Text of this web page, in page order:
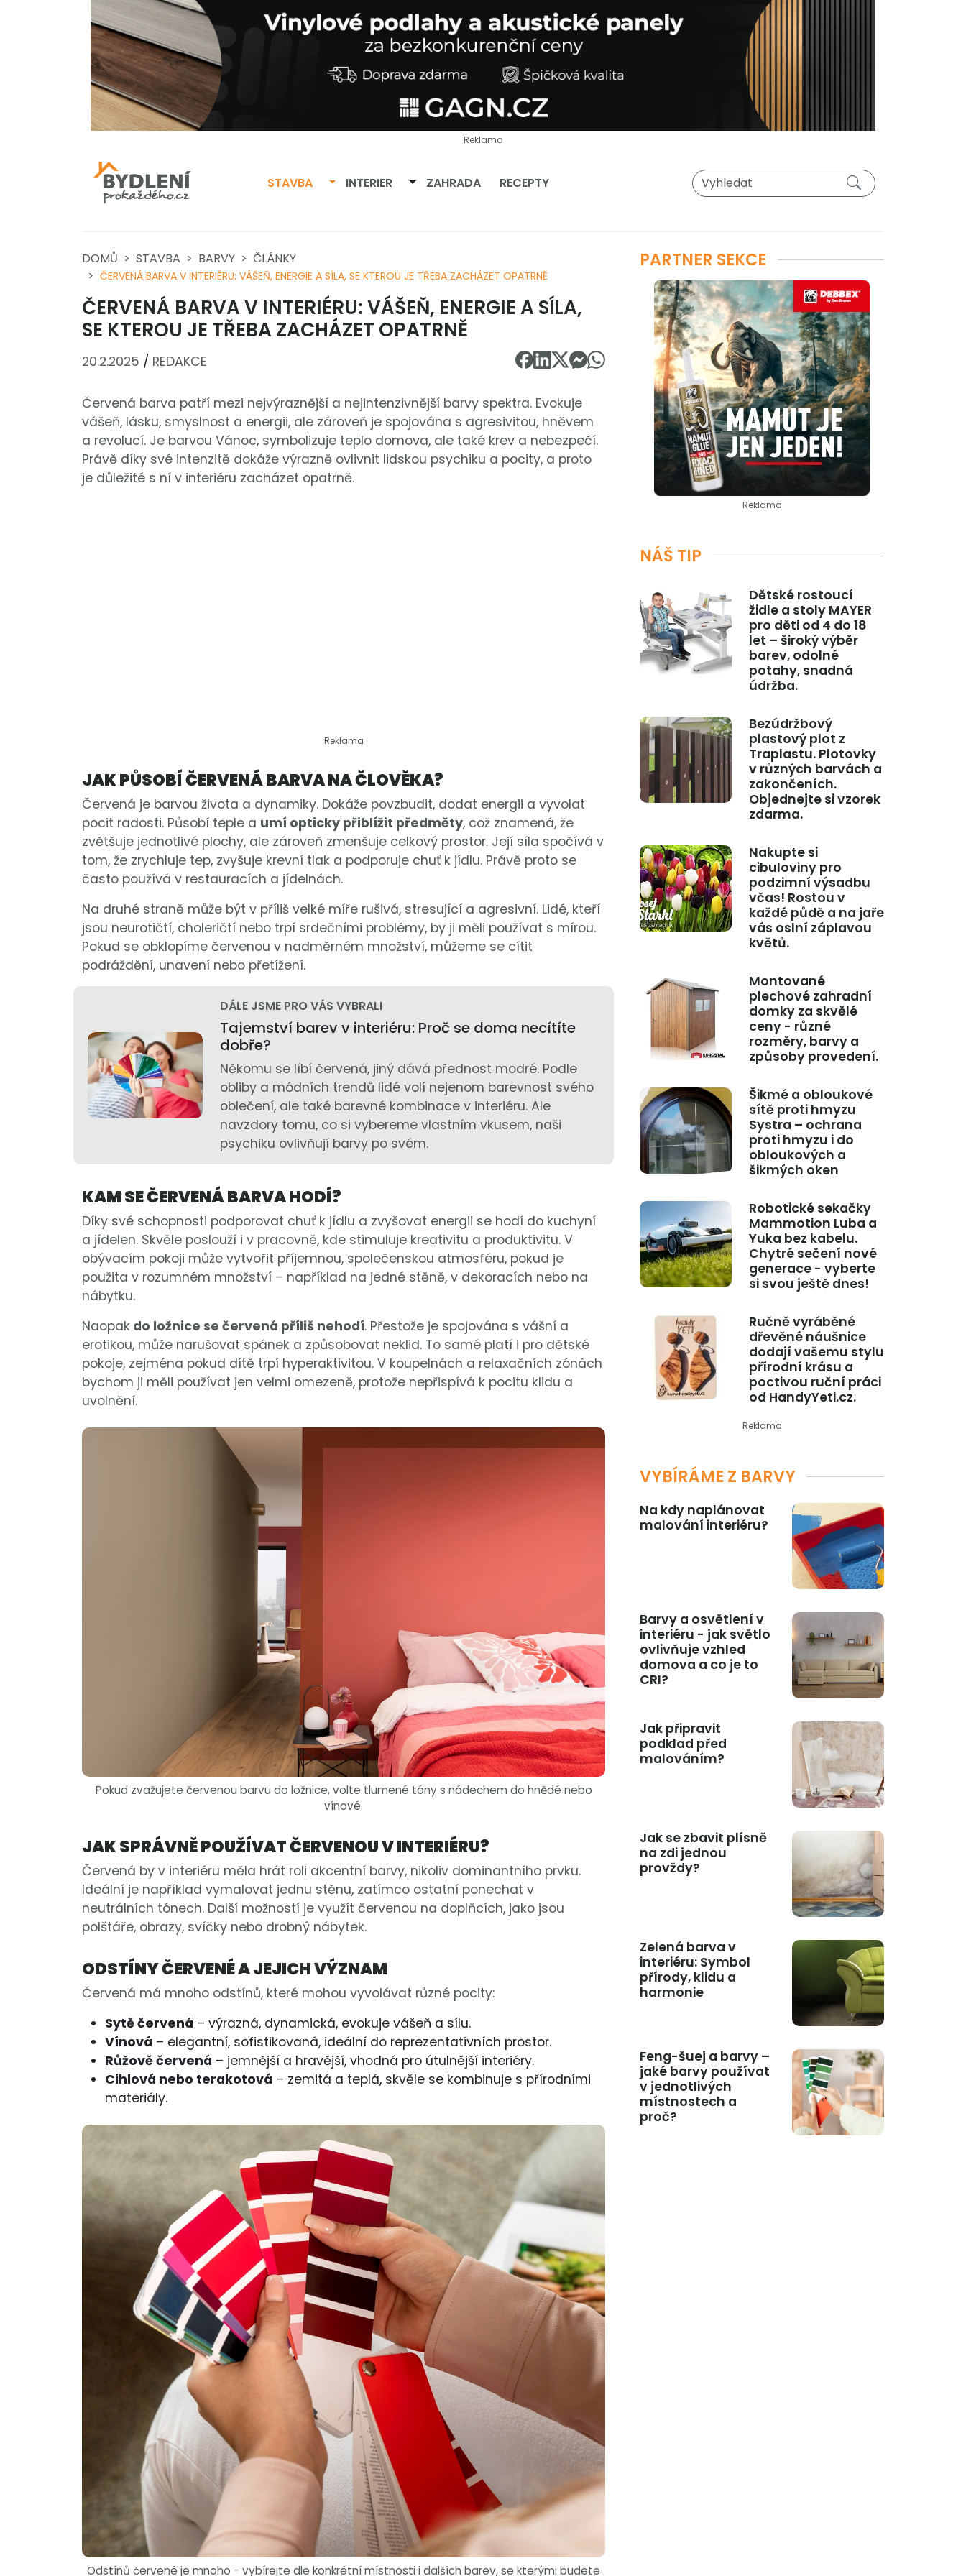
Reklama
STAVBA Přepnout dropdown
INTERIER Přepnout dropdown
ZAHRADA RECEPTY
DOMŮ STAVBA BARVY ČLÁNKY
ČERVENÁ BARVA V INTERIÉRU: VÁŠEŇ, ENERGIE A SÍLA, SE KTEROU JE TŘEBA ZACHÁZET OPATRNĚ
ČERVENÁ BARVA V INTERIÉRU: VÁŠEŇ, ENERGIE A SÍLA,
SE KTEROU JE TŘEBA ZACHÁZET OPATRNĚ
20.2.2025 / REDAKCE
Červená barva patří mezi nejvýraznější a nejintenzivnější barvy spektra. Evokuje
vášeň, lásku, smyslnost a energii, ale zároveň je spojována s agresivitou, hněvem
a revolucí. Je barvou Vánoc, symbolizuje teplo domova, ale také krev a nebezpečí.
Právě díky své intenzitě dokáže výrazně ovlivnit lidskou psychiku a pocity, a proto
je důležité s ní v interiéru zacházet opatrně.
Reklama
JAK PŮSOBÍ ČERVENÁ BARVA NA ČLOVĚKA?
Červená je barvou života a dynamiky. Dokáže povzbudit, dodat energii a vyvolat
pocit radosti. Působí teple a umí opticky přiblížit předměty, což znamená, že
zvětšuje jednotlivé plochy, ale zároveň zmenšuje celkový prostor. Její síla spočívá v
tom, že zrychluje tep, zvyšuje krevní tlak a podporuje chuť k jídlu. Právě proto se
často používá v restauracích a jídelnách.
Na druhé straně může být v příliš velké míře rušivá, stresující a agresivní. Lidé, kteří
jsou neurotičtí, choleričtí nebo trpí srdečními problémy, by ji měli používat s mírou.
Pokud se obklopíme červenou v nadměrném množství, můžeme se cítit
podráždění, unavení nebo přetížení.
DÁLE JSME PRO VÁS VYBRALI
Tajemství barev v interiéru: Proč se doma necítíte
dobře?
Někomu se líbí červená, jiný dává přednost modré. Podle
obliby a módních trendů lidé volí nejenom barevnost svého
oblečení, ale také barevné kombinace v interiéru. Ale
navzdory tomu, co si vybereme vlastním vkusem, naši
psychiku ovlivňují barvy po svém.
KAM SE ČERVENÁ BARVA HODÍ?
Díky své schopnosti podporovat chuť k jídlu a zvyšovat energii se hodí do kuchyní
a jídelen. Skvěle poslouží i v pracovně, kde stimuluje kreativitu a produktivitu. V
obývacím pokoji může vytvořit příjemnou, společenskou atmosféru, pokud je
použita v rozumném množství – například na jedné stěně, v dekoracích nebo na
nábytku.
Naopak do ložnice se červená příliš nehodí. Přestože je spojována s vášní a
erotikou, může narušovat spánek a způsobovat neklid. To samé platí i pro dětské
pokoje, zejména pokud dítě trpí hyperaktivitou. V koupelnách a relaxačních zónách
bychom ji měli používat jen velmi omezeně, protože nepřispívá k pocitu klidu a
uvolnění.
Pokud zvažujete červenou barvu do ložnice, volte tlumené tóny s nádechem do hnědé nebo
vínové.
JAK SPRÁVNĚ POUŽÍVAT ČERVENOU V INTERIÉRU?
Červená by v interiéru měla hrát roli akcentní barvy, nikoliv dominantního prvku.
Ideální je například vymalovat jednu stěnu, zatímco ostatní ponechat v
neutrálních tónech. Další možností je využít červenou na doplňcích, jako jsou
polštáře, obrazy, svíčky nebo drobný nábytek.
ODSTÍNY ČERVENÉ A JEJICH VÝZNAM
Červená má mnoho odstínů, které mohou vyvolávat různé pocity:
Sytě červená – výrazná, dynamická, evokuje vášeň a sílu.
Vínová – elegantní, sofistikovaná, ideální do reprezentativních prostor.
Růžově červená – jemnější a hravější, vhodná pro útulnější interiéry.
Cihlová nebo terakotová – zemitá a teplá, skvěle se kombinuje s přírodními
materiály.
Odstínů červené je mnoho - vybírejte dle konkrétní místnosti i dalších barev, se kterými budete
PARTNER SEKCE
Reklama
NÁŠ TIP
Dětské rostoucí
židle a stoly MAYER
pro děti od 4 do 18
let – široký výběr
barev, odolné
potahy, snadná
údržba.
Bezúdržbový
plastový plot z
Traplastu. Plotovky
v různých barvách a
zakončeních.
Objednejte si vzorek
zdarma.
Nakupte si
cibuloviny pro
podzimní výsadbu
včas! Rostou v
každé půdě a na jaře
vás oslní záplavou
květů.
Montované
plechové zahradní
domky za skvělé
ceny - různé
rozměry, barvy a
způsoby provedení.
Šikmé a obloukové
sítě proti hmyzu
Systra – ochrana
proti hmyzu i do
obloukových a
šikmých oken
Robotické sekačky
Mammotion Luba a
Yuka bez kabelu.
Chytré sečení nové
generace - vyberte
si svou ještě dnes!
Ručně vyráběné
dřevěné náušnice
dodají vašemu stylu
přírodní krásu a
poctivou ruční práci
od HandyYeti.cz.
Reklama
VYBÍRÁME Z BARVY
Na kdy naplánovat
malování interiéru?
Barvy a osvětlení v
interiéru - jak světlo
ovlivňuje vzhled
domova a co je to
CRI?
Jak připravit
podklad před
malováním?
Jak se zbavit plísně
na zdi jednou
provždy?
Zelená barva v
interiéru: Symbol
přírody, klidu a
harmonie
Feng-šuej a barvy –
jaké barvy používat
v jednotlivých
místnostech a
proč?